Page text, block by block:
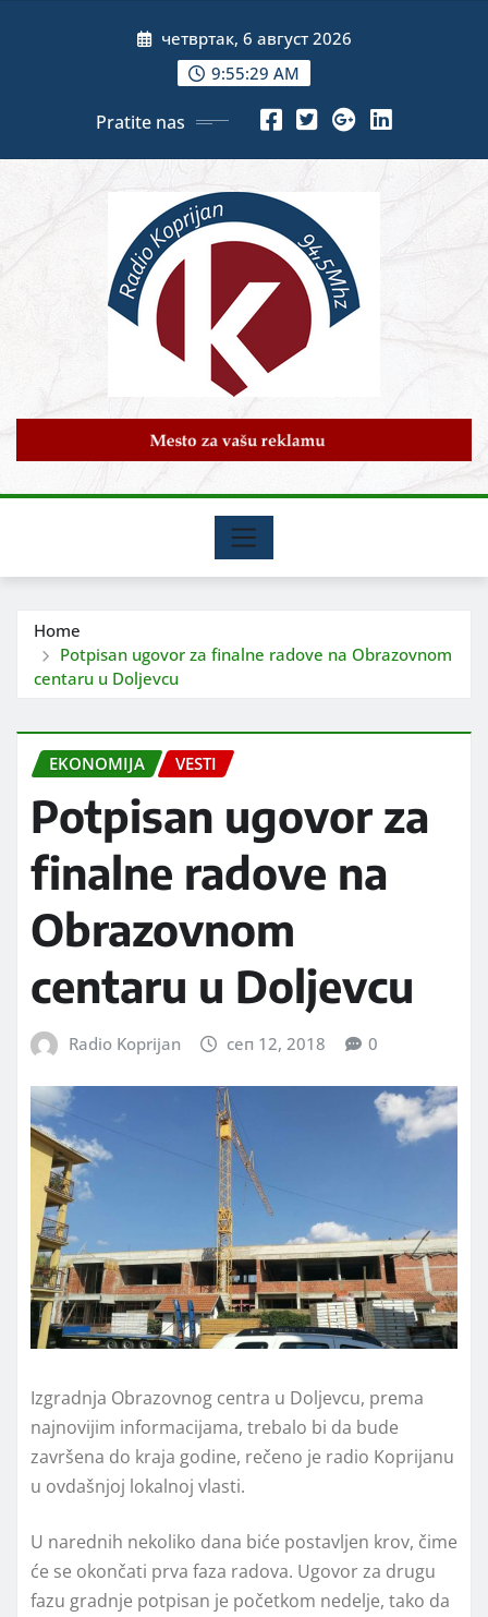
четвртак, 6 август 2026
9:55:31 AM
Pratite nas
Home
Potpisan ugovor za finalne radove na Obrazovnom
centaru u Doljevcu
EKONOMIJA VESTI
Potpisan ugovor za
finalne radove na
Obrazovnom
centaru u Doljevcu
Radio Koprijan сеп 12, 2018 0
Izgradnja Obrazovnog centra u Doljevcu, prema
najnovijim informacijama, trebalo bi da bude
završena do kraja godine, rečeno je radio Koprijanu
u ovdašnjoj lokalnoj vlasti.
U narednih nekoliko dana biće postavljen krov, čime
će se okončati prva faza radova. Ugovor za drugu
fazu gradnje potpisan je početkom nedelje, tako da